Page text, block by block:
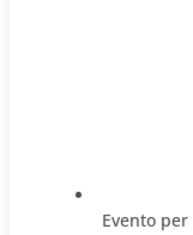
Evento per